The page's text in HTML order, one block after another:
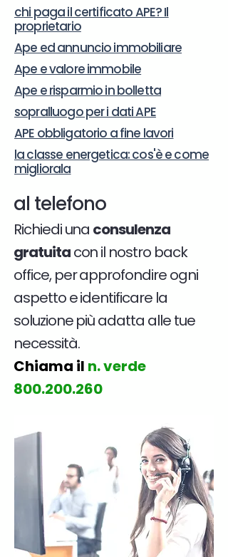
chi paga il certificato APE? Il
proprietario
Ape ed annuncio immobiliare
Ape e valore immobile
Ape e risparmio in bolletta
sopralluogo per i dati APE
APE obbligatorio a fine lavori
la classe energetica: cos'è e come
migliorala
al telefono
Richiedi una consulenza
gratuitacon il nostro back
office, per approfondire ogni
aspetto e identificare la
soluzione più adatta alle tue
necessità.
Chiama il n. verde
800.200.260